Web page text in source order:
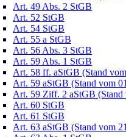
Art. 49 Abs. 2 StGB
Art. 52 StGB
Art. 54 StGB
Art. 55 a StGB
Art. 56 Abs. 3 StGB
Art. 59 Abs. 1 StGB
Art. 58 ff. aStGB (Stand
Art. 59 aStGB (Stand vom
Art. 59 Ziff. 2 aStGB (Stand
Art. 60 StGB
Art. 61 StGB
Art. 63 aStGB (Stand vom